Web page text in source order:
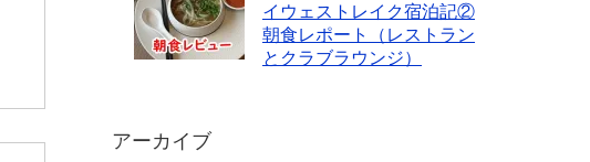
イウェストレイク宿泊記②
朝食レポート（レストラン
とクラブラウンジ）
アーカイブ